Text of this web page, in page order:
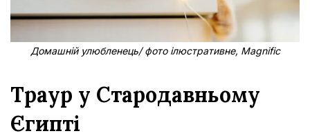
Домашній улюбленець/ фото ілюстративне, Magnific
Траур у Стародавньому
Єгипті